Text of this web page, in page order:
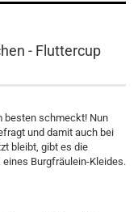
- Fluttercup
besten schmeckt! Nun
und damit auch bei
bleibt, gibt es die
Burgfräulein-Kleides.